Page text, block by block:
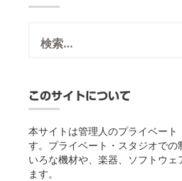
このサイトについて
本サイトは管理人のプライベー
す。プライベート・スタジオでの
いろな機材や、楽器、ソフトウェ
ます。